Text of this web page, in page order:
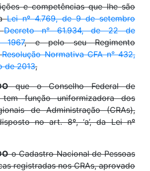
e competências que lhe são
Lei nº 4.769, de 9 de setembro
Decreto n° 61.934, de 22 de
1967, e pelo seu Regimento
Resolução Normativa CFA n° 432,
de 2013,
que o Conselho Federal de
tem função uniformizadora dos
de Administração (CRAs),
no art. 8º, ‘a’, da Lei nº
o Cadastro Nacional de Pessoas
registradas nos CRAs, aprovado